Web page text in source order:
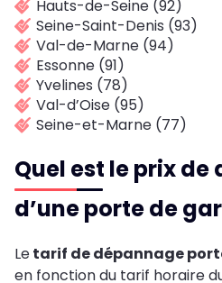
Hauts-de-Seine (92)
Seine-Saint-Denis (93)
Val-de-Marne (94)
Essonne (91)
Yvelines (78)
Val-d’Oise (95)
Seine-et-Marne (77)
Quel est le prix
d’une porte de
Letarif de dépannage
en fonction du tarif horaire